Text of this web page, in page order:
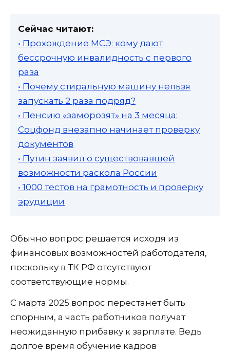
Сейчас читают:
• Прохождение МСЭ: кому дают
бессрочную инвалидность с первого
раза
• Почему стиральную машину нельзя
запускать 2 раза подряд?
• Пенсию «заморозят» на 3 месяца:
Соцфонд внезапно начинает проверку
документов
• Путин заявил о существовавшей
возможности раскола России
• 1000 тестов на грамотность и проверку
эрудиции
Обычно вопрос решается исходя из
финансовых возможностей работодателя,
поскольку в ТК РФ отсутствуют
соответствующие нормы.
С марта 2025 вопрос перестанет быть
спорным, а часть работников получат
неожиданную прибавку к зарплате. Ведь
долгое время обучение кадров